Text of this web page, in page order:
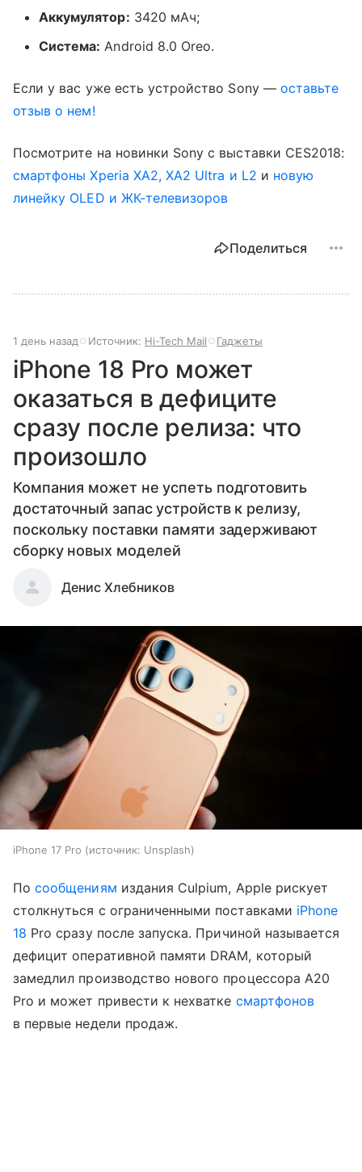
Аккумулятор: 3420 мАч;
Система: Android 8.0 Oreo.
Если у вас уже есть устройство Sony — оставьте
отзыв о нем!
Посмотрите на новинки Sony с выставки CES2018:
смартфоны Xperia XA2, XA2 Ultra и L2 и новую
линейку OLED и ЖК-телевизоров
Поделиться
1 день назад Источник: Hi-Tech Mail Гаджеты
iPhone 18 Pro может
оказаться в дефиците
сразу после релиза: что
произошло
Компания может не успеть подготовить
достаточный запас устройств к релизу,
поскольку поставки памяти задерживают
сборку новых моделей
Денис Хлебников
iPhone 17 Pro источник: Unsplash
Посообщениям издания Culpium, Apple рискует
столкнуться с ограниченными поставками iPhone
18 Pro сразу после запуска. Причиной называется
дефицит оперативной памяти DRAM, который
замедлил производство нового процессора A20
Pro и может привести к нехватке смартфонов
в первые недели продаж.